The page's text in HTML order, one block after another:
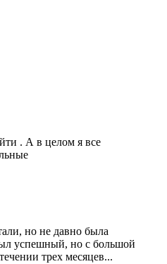
. А в целом я все
но не давно была
успешный, но с большой
трех месяцев...